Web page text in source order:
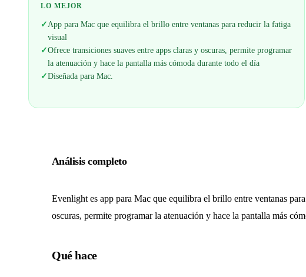
LO MEJOR
✓App para Mac que equilibra el brillo entre ventanas para reducir la fatiga
visual
✓Ofrece transiciones suaves entre apps claras y oscuras, permite programar
la atenuación y hace la pantalla más cómoda durante todo el día
✓Diseñada para Mac.
Análisis completo
Evenlight es app para Mac que equilibra el brillo entre ventanas
oscuras, permite programar la atenuación y hace la pantalla más
Qué hace